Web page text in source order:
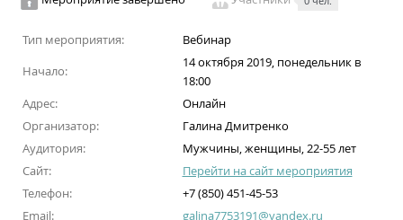
Тип мероприятия:
Вебинар
Начало:
14 октября 2019, понедельник в
18:00
Адрес:
Онлайн
Организатор:
Галина Дмитренко
Аудитория:
Мужчины, женщины, 22-55 лет
Сайт:
Перейти на сайт мероприятия
Телефон:
+7 (850) 451-45-53
Email:
galina7753191@yandex.ru